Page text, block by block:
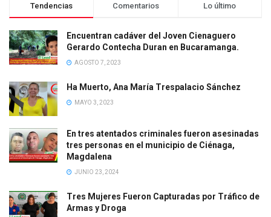
Tendencias Comentarios Lo último
Encuentran cadáver del Joven Cienaguero
Gerardo Contecha Duran en Bucaramanga.
AGOSTO 7, 2023
Ha Muerto, Ana María Trespalacio Sánchez
MAYO 3, 2023
En tres atentados criminales fueron asesinadas
tres personas en el municipio de Ciénaga,
Magdalena
JUNIO 23, 2024
Tres Mujeres Fueron Capturadas por Tráfico de
Armas y Droga